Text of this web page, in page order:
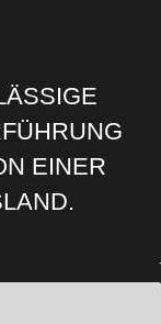
EINER